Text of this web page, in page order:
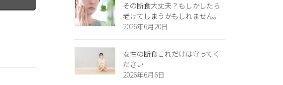
その断食大丈夫？もしかしたら
老けてしまうかもしれません。
2026年6月20日
女性の断食これだけは守ってく
ださい
2026年6月6日